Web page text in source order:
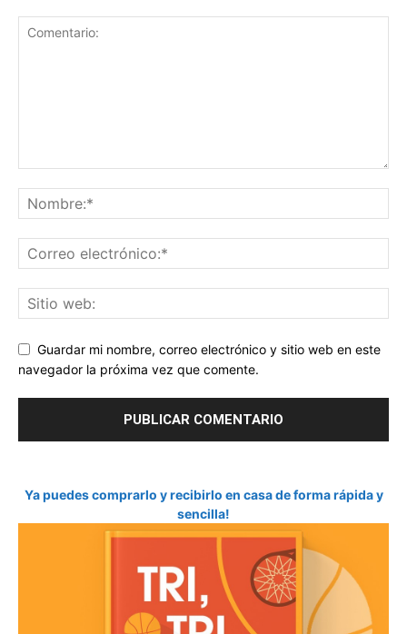
Guardar mi nombre, correo electrónico y sitio web en este
navegador la próxima vez que comente.
Ya puedes comprarlo y recibirlo en casa de forma rápida y
sencilla!